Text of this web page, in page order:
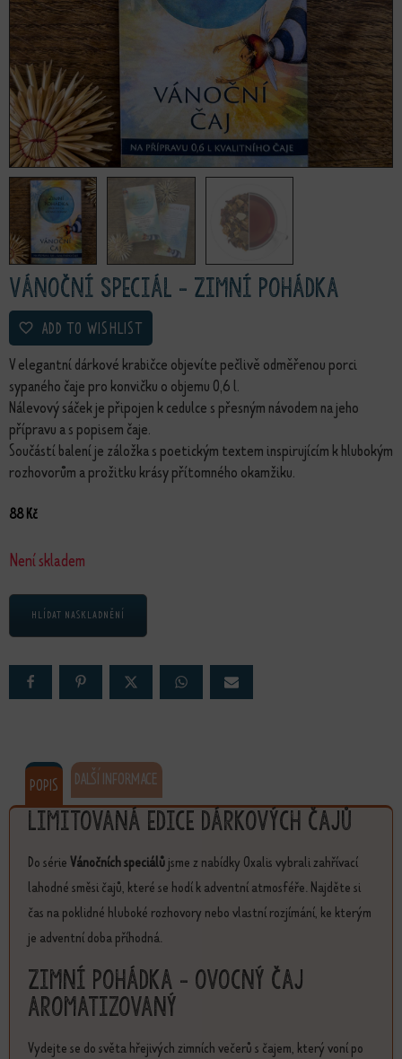
Vánoční speciál - Zimní pohádka
ADD TO WISHLIST
V elegantní dárkové krabičce objevíte pečlivě odměřenou porci
sypaného čaje pro konvičku o objemu 0,6 l.
Nálevový sáček je připojen k cedulce s přesným návodem na jeho
přípravu a s popisem čaje.
Součástí balení je záložka s poetickým textem inspirujícím k hlubokým
rozhovorům a prožitku krásy přítomného okamžiku.
88Kč
Není skladem
HLÍDAT NASKLADNĚNÍ
POPIS DALŠÍ INFORMACE
Limitovaná edice dárkových čajů
Do sérieVánočních speciálůjsme z nabídky Oxalis vybrali zahřívací
lahodné směsi čajů, které se hodí k adventní atmosféře. Najděte si
čas na poklidné hluboké rozhovory nebo vlastní rozjímání, ke kterým
je adventní doba příhodná.
Zimní pohádka - ovocný čaj
aromatizovaný
Vydejte se do světa hřejivých zimních večerů s čajem, který voní po